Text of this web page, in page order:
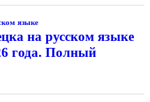
языке
на русском языке
года. Полный